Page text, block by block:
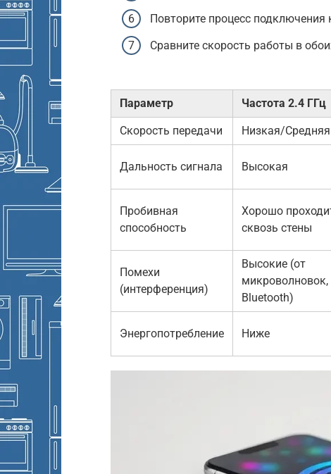
Повторите процесс
Сравните скорость работы в
Параметр Частота 2.4 ГГц
Скорость передачи Низкая/Средняя
Дальность сигнала Высокая
Пробивная
способность
Хорошо
сквозь стены
Помехи
(интерференция)
Высокие (от
микроволновок,
Bluetooth)
Энергопотребление Ниже